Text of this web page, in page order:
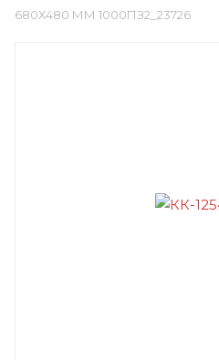
680Х480 ММ 1000ПЗ2_23726